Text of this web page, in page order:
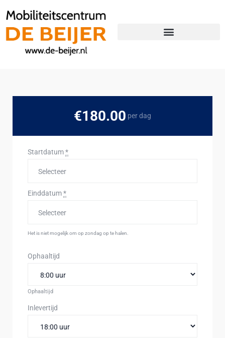
€180.00 per dag
Startdatum*
Einddatum*
Het is niet mogelijk om op zondag op te halen.
Ophaaltijd
Ophaaltijd
Inlevertijd